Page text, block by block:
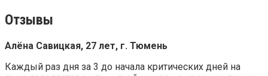
Отзывы
Алёна Савицкая, 27 лет, г. Тюмень
Каждый раз дня за 3 до начала критических дней на